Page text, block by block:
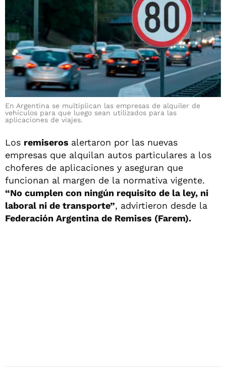
En Argentina se multiplican las empresas de alquiler de
vehículos para que luego sean utilizados para las
aplicaciones de viajes.
Los remiseros alertaron por las nuevas
empresas que alquilan autos particulares a los
choferes de aplicaciones y aseguran que
funcionan al margen de la normativa vigente.
“No cumplen con ningún requisito de la ley, ni
laboral ni de transporte”, advirtieron desde la
Federación Argentina de Remises (Farem).